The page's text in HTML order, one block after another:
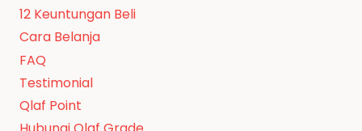
12 Keuntungan Beli
Cara Belanja
FAQ
Testimonial
Qlaf Point